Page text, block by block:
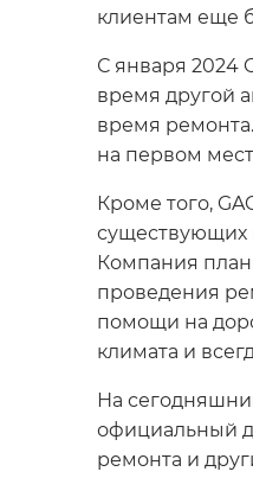
клиентам еще
С января 2024
время другой
время
на первом
Кроме того,
существующих
Компания
проведения
помощи на
климата и
На
официальный
ремонта и